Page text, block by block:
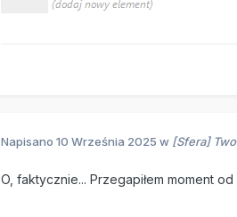
Napisano 10 Września 2025 w [Sfera]
O, faktycznie... Przegapiłem moment